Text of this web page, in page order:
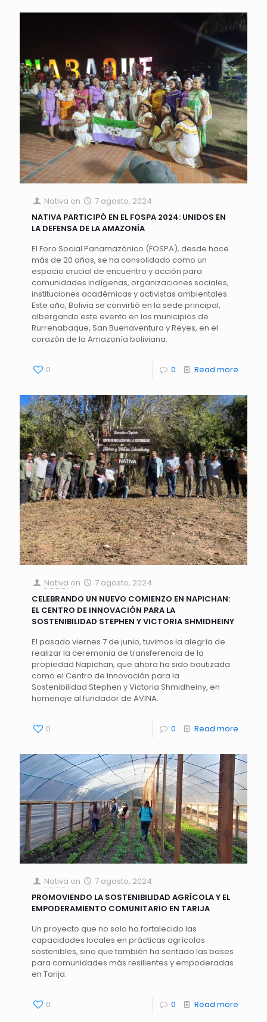
Nativa on
7 agosto, 2024
NATIVA PARTICIPÓ EN EL FOSPA 2024: UNIDOS EN
LA DEFENSA DE LA AMAZONÍA
El Foro Social Panamazónico (FOSPA), desde hace
más de 20 años, se ha consolidado como un
espacio crucial de encuentro y acción para
comunidades indígenas, organizaciones sociales,
instituciones académicas y activistas ambientales.
Este año, Bolivia se convirtió en la sede principal,
albergando este evento en los municipios de
Rurrenabaque, San Buenaventura y Reyes, en el
corazón de la Amazonía boliviana.
0 0 Read more
Nativa on
7 agosto, 2024
CELEBRANDO UN NUEVO COMIENZO EN NAPICHAN:
EL CENTRO DE INNOVACIÓN PARA LA
SOSTENIBILIDAD STEPHEN Y VICTORIA SHMIDHEINY
El pasado viernes 7 de junio, tuvimos la alegría de
realizar la ceremonia de transferencia de la
propiedad Napichan, que ahora ha sido bautizada
como el Centro de Innovación para la
Sostenibilidad Stephen y Victoria Shmidheiny, en
homenaje al fundador de AVINA.
0 0 Read more
Nativa on
7 agosto, 2024
PROMOVIENDO LA SOSTENIBILIDAD AGRÍCOLA Y EL
EMPODERAMIENTO COMUNITARIO EN TARIJA
Un proyecto que no solo ha fortalecido las
capacidades locales en prácticas agrícolas
sostenibles, sino que también ha sentado las bases
para comunidades más resilientes y empoderadas
en Tarija.
0 0 Read more